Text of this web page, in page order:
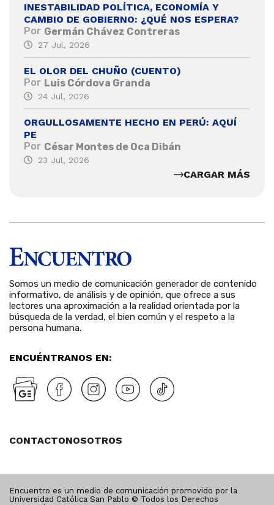
INESTABILIDAD POLÍTICA, ECONOMÍA Y
CAMBIO DE GOBIERNO: ¿QUÉ NOS ESPERA?
Por Germán Chávez Contreras
27 Jul, 2026
EL OLOR DEL CHUÑO (CUENTO)
Por Luis Córdova Granda
24 Jul, 2026
ORGULLOSAMENTE HECHO EN PERÚ: AQUÍ
PE
Por César Montes de Oca Dibán
23 Jul, 2026
CARGAR MÁS
Somos un medio de comunicación generador de contenido
informativo, de análisis y de opinión, que ofrece a sus
lectores una aproximación a la realidad orientada por la
búsqueda de la verdad, el bien común y el respeto a la
persona humana.
ENCUÉNTRANOS EN:
CONTACTONOSOTROS
Encuentro es un medio de comunicación promovido por la
Universidad Católica San Pablo © Todos los Derechos